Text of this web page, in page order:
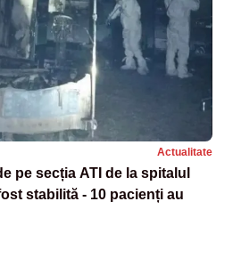
Actualitate
pe secția ATI de la spitalul
stabilită - 10 pacienți au